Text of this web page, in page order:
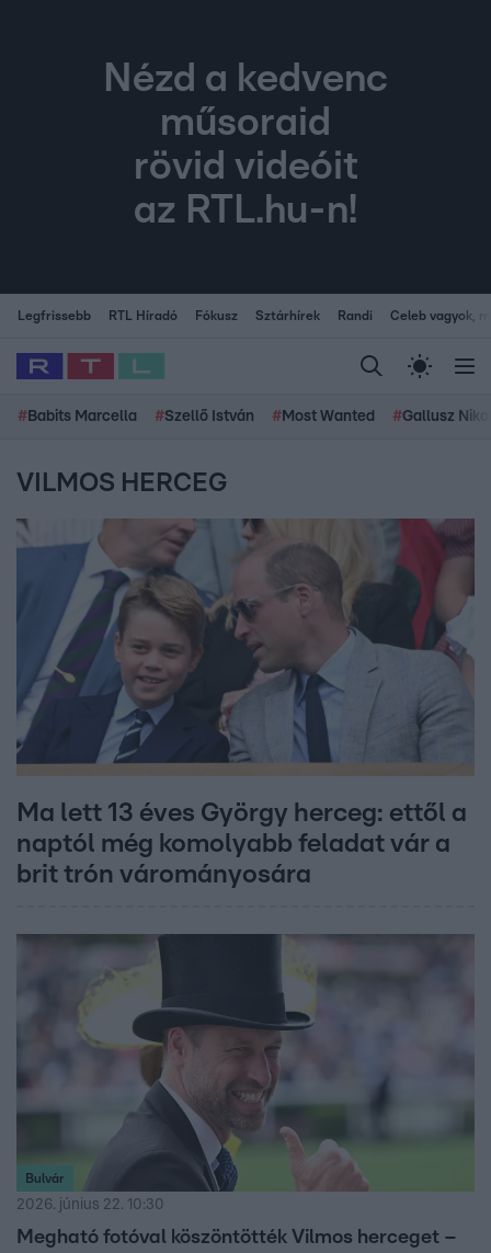
Nézd a kedvenc
műsoraid
rövid videóit
az RTL.hu-n!
Legfrissebb RTL Híradó Fókusz Sztárhírek Randi Celeb vagyok,
# Babits Marcella #Szellő István # Most Wanted #Gallusz
VILMOS HERCEG
Ma lett 13 éves György herceg: ettől a
naptól még komolyabb feladat vár a
brit trón várományosára
Bulvár
2026. június 22. 10:30
Megható fotóval köszöntötték Vilmos herceget –